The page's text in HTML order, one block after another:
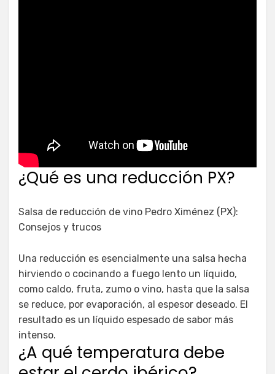
¿Qué es una reducción PX?
Salsa de reducción de vino Pedro Ximénez (PX):
Consejos y trucos
Una reducción es esencialmente una salsa hecha
hirviendo o cocinando a fuego lento un líquido,
como caldo, fruta, zumo o vino, hasta que la salsa
se reduce, por evaporación, al espesor deseado. El
resultado es un líquido espesado de sabor más
intenso.
¿A qué temperatura debe